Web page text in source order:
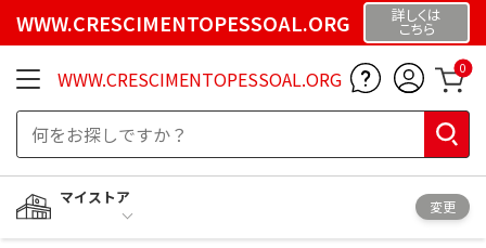
WWW.CRESCIMENTOPESSOAL.ORG 詳しくは
こちら
WWW.CRESCIMENTOPESSOAL.ORG 0
マイストア
変更